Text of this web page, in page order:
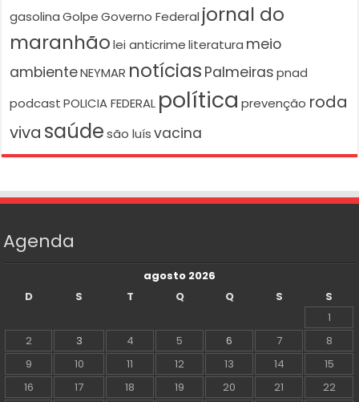
gasolina Golpe Governo Federal jornal do
maranhão lei anticrime literatura meio
ambienteNEYMAR notícias Palmeiras pnad
podcast POLICIA FEDERAL política prevenção roda
viva saúde são luís vacina
Agenda
agosto 2026
D
S T Q Q S
S
1
2
3 4 5 6 7
8
9
10 11 12 13 14
15
16
17 18 19 20 21
22